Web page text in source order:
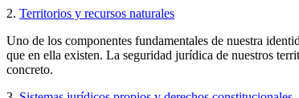
2. Territorios y recursos naturales
Uno de los componentes fundamentales de nuestra
que en ella existen. La seguridad jurídica de nuestros
concreto.